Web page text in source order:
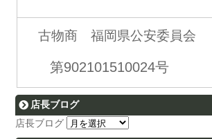
古物商 福岡県公安委員会
第902101510024号
店長ブログ
店長ブログ